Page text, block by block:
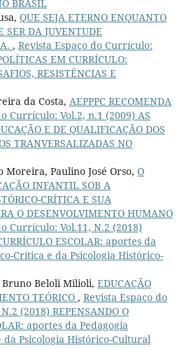
BRASIL
QUE SEJA ETERNO ENQUANTO
SER DA JUVENTUDE
, Revista Espaço do Currículo:
EM CURRÍCULO:
RESISTÊNCIAS E
da Costa, AEPPPC RECOMENDA
Currículo: Vol.2, n.1 (2009) AS
E DE QUALIFICAÇÃO DOS
TRANVERSALIZADAS NO
Moreira, Paulino José Orso, O
INFANTIL SOB A
CRÍTICA E SUA
O DESENVOLVIMENTO HUMANO
Currículo: Vol.11, N.2 (2018)
ESCOLAR: aportes da
Crítica e da Psicologia Histórico-
Beloli Milioli, EDUCAÇÃO
TEÓRICO , Revista Espaço do
(2018) REPENSANDO O
aportes da Pedagogia
Psicologia Histórico-Cultural